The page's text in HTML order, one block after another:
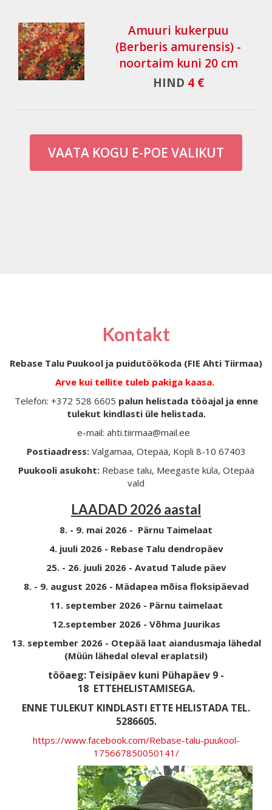
Amuuri kukerpuu
(Berberis amurensis) -
noortaim kuni 20 cm
HIND 4 €
VAATA KOGU E-POE VALIKUT
Kontakt
Rebase Talu Puukool ja puidutöökoda (FIE Ahti Tiirmaa)
Arve kui tellite tuleb pakiga kaasa.
Telefon: +372 528 6605 palun helistada tööajal ja enne
tulekut kindlasti üle helistada.
e-mail: ahti.tiirmaa@mail.ee
Postiaadress: Valgamaa, Otepää, Kopli 8-10 67403
Puukooli asukoht: Rebase talu, Meegaste küla, Otepää
vald
LAADAD 2026 aastal
8. - 9. mai 2026 - Pärnu Taimelaat
4. juuli 2026 - Rebase Talu dendropäev
25. - 26. juuli 2026 - Avatud Talude päev
8. - 9. august 2026 - Mädapea mõisa floksipäevad
11. september 2026 - Pärnu taimelaat
12.september 2026 - Võhma Juurikas
13. september 2026 - Otepää laat aiandusmaja lähedal
(Müün lähedal oleval eraplatsil)
tööaeg: Teisipäev kuni Pühapäev 9 -
18 ETTEHELISTAMISEGA.
ENNE TULEKUT KINDLASTI ETTE HELISTADA TEL.
5286605.
https://www.facebook.com/Rebase-talu-puukool-
175667850050141/